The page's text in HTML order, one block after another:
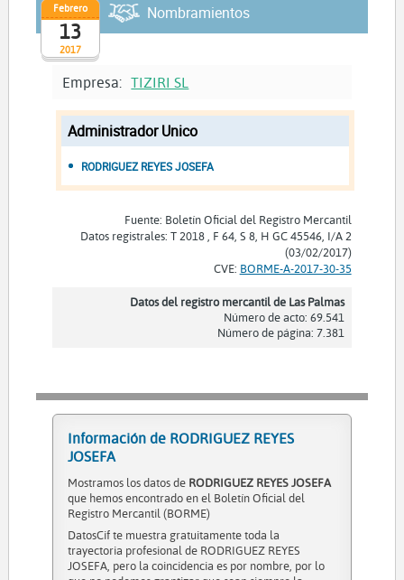
2017
Febrero
13
Nombramientos
Empresa: TIZIRI SL
Administrador Unico
RODRIGUEZ REYES JOSEFA
Fuente: Boletín Oficial del Registro Mercantil
Datos registrales: T 2018 , F 64, S 8, H GC 45546, I/A 2
(03/02/2017)
CVE: BORME-A-2017-30-35
Datos del registro mercantil de Las Palmas
Número de acto: 69.541
Número de página: 7.381
Información de RODRIGUEZ REYES
JOSEFA
Mostramos los datos de RODRIGUEZ REYES JOSEFA
que hemos encontrado en el Boletín Oficial del
Registro Mercantil (BORME)
DatosCif te muestra gratuitamente toda la
trayectoria profesional de RODRIGUEZ REYES
JOSEFA, pero la coincidencia es por nombre, por lo